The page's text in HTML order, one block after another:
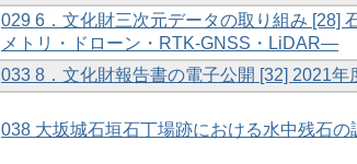
029 6．文化財三次元データの取り組み [28]
メトリ・ドローン・RTK-GNSS・LiDAR―
033 8．文化財報告書の電子公開 [32] 2021
038 大坂城石垣石丁場跡における水中残石の